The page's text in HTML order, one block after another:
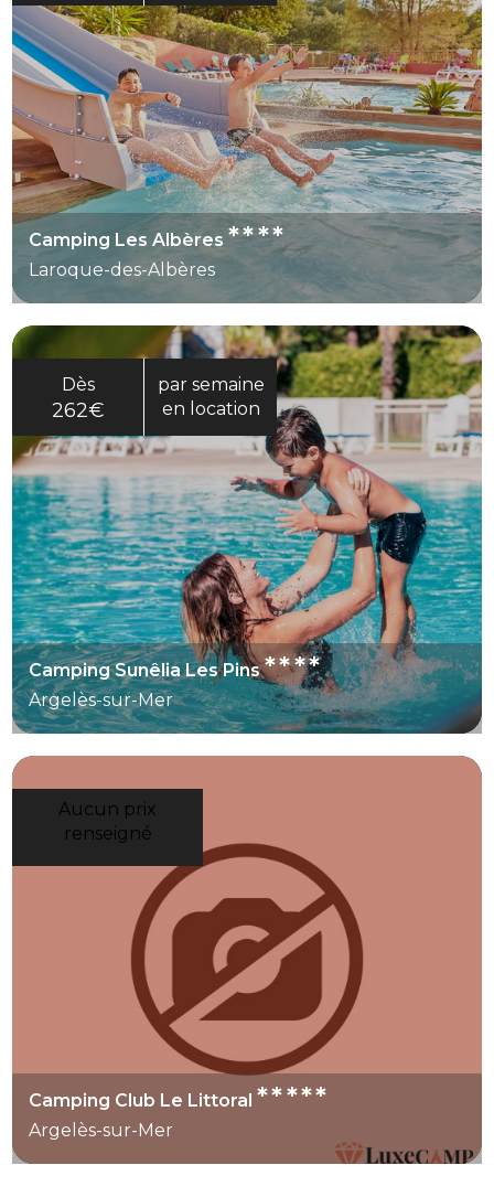
Camping Les Albères****
Laroque-des-Albères
Dès
262€
par semaine
en location
Camping Sunêlia Les Pins****
Argelès-sur-Mer
Aucun prix
renseigné
Camping Club Le Littoral*****
Argelès-sur-Mer